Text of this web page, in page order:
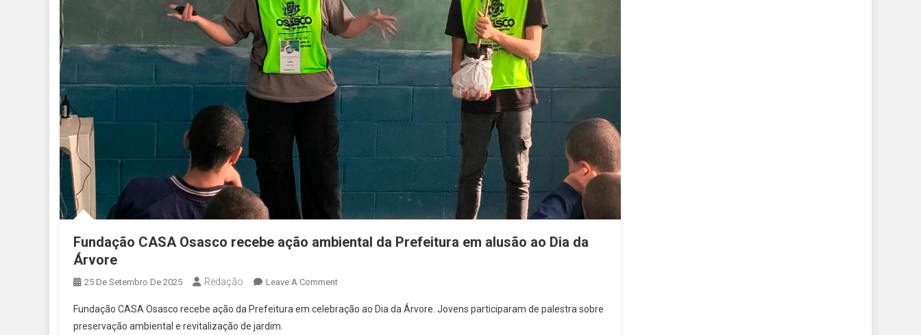
Adolescentes
Fundação CASA Osasco recebe ação ambiental da Prefeitura em alusão ao Dia da
Árvore
25 De Setembro De 2025 Redação Leave A CommentOn
CASA
Fundação CASA Osasco recebe ação da Prefeitura em celebração ao Dia da Árvore. Jovens participaram de palestra sobre
preservação ambiental e revitalização de jardim.